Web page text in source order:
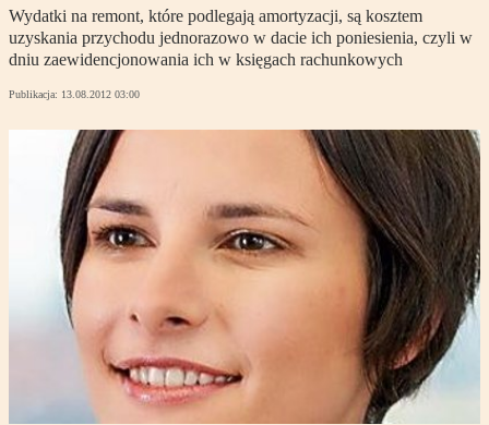
Wydatki na remont, które podlegają amortyzacji, są kosztem
uzyskania przychodu jednorazowo w dacie ich poniesienia, czyli w
dniu zaewidencjonowania ich w księgach rachunkowych
Publikacja: 13.08.2012 03:00